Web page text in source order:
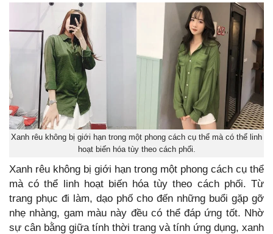
Xanh rêu không bị giới hạn trong một phong cách cụ thể mà có thể linh
hoạt biến hóa tùy theo cách phối.
Xanh rêu không bị giới hạn trong một phong cách cụ thể
mà có thể linh hoạt biến hóa tùy theo cách phối. Từ
trang phục đi làm, dạo phố cho đến những buổi gặp gỡ
nhẹ nhàng, gam màu này đều có thể đáp ứng tốt. Nhờ
sự cân bằng giữa tính thời trang và tính ứng dụng, xanh